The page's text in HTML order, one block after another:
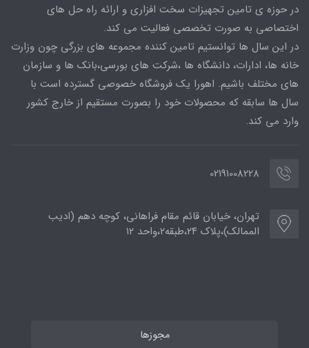
در حوزه ی تامین تجهیزات سخت افزاری و ارائه راه حل های
اختصاصی به صورت تخصصی فعالیت می کند.
در این سال ها توانستیم تامین کننده مجموعه های بزرگی چون وزارت
خانه ها، ادارات، دانشگاه ها ،شرکت های بورسی،بانک ها و سازمان
های مختلف باشیم. اهورا یک فروشگاه خصوصی گسترده است با
سال ها سابقه که محصولات خود را بصورت مستقیم از خارج کشور
وارد می کند.
02191008228
تهران، خیابان قائم مقام فراهانی، کوچه دهم (ادیب
الممالک)،پلاک ۲۴،طبقه۲،واحد ۱۲
مجوزها